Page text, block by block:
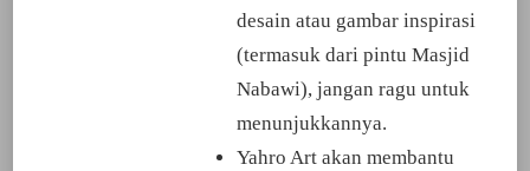
desain atau gambar inspirasi
(termasuk dari pintu Masjid
Nabawi), jangan ragu untuk
menunjukkannya.
Yahro Art akan membantu